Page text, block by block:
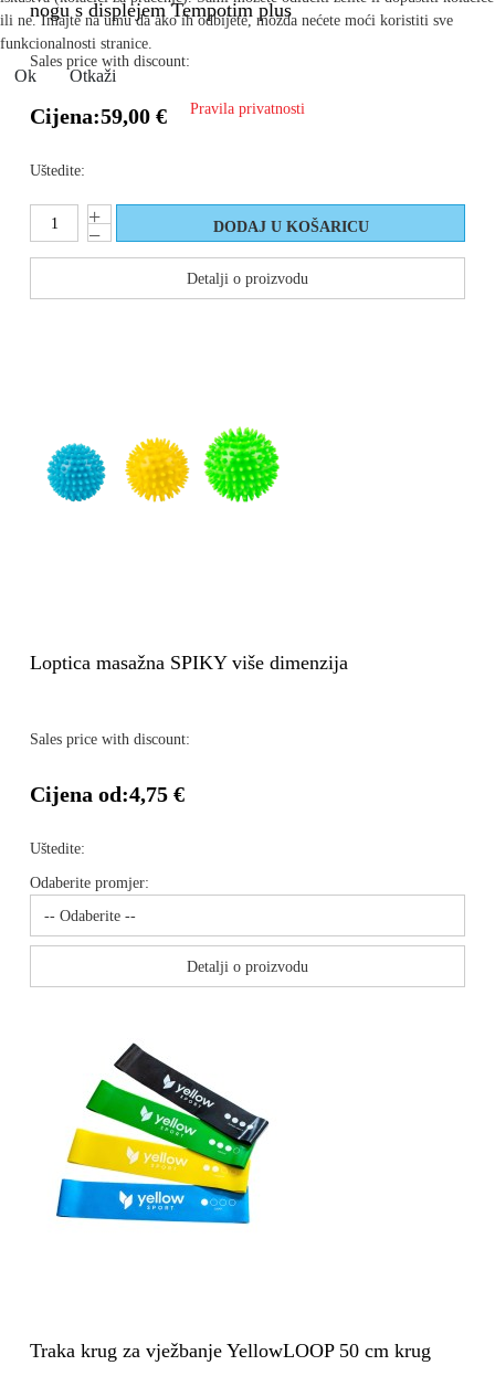
nogu s displejem Tempotim plus
Sales price with discount:
Cijena:59,00 €
Uštedite:
Detalji o proizvodu
Loptica masažna SPIKY više dimenzija
Sales price with discount:
Cijena od:4,75 €
Uštedite:
Odaberite promjer:
Detalji o proizvodu
Traka krug za vježbanje YellowLOOP 50 cm krug
ili ne. Imajte na umu da ako ih odbijete, možda nećete moći koristiti sve
funkcionalnosti stranice.
Ok Otkaži
Pravila privatnosti